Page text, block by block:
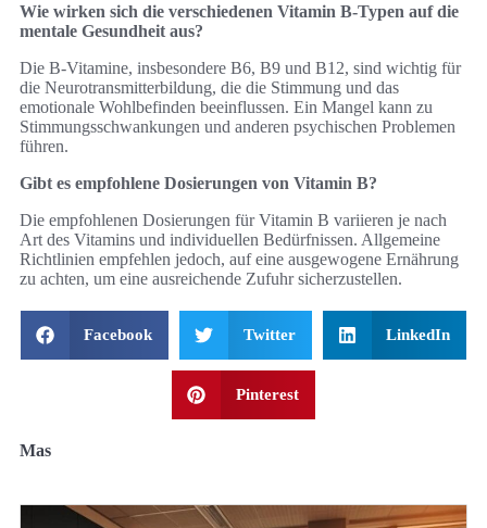
Wie wirken sich die verschiedenen Vitamin B-Typen auf die
mentale Gesundheit aus?
Die B-Vitamine, insbesondere B6, B9 und B12, sind wichtig für
die Neurotransmitterbildung, die die Stimmung und das
emotionale Wohlbefinden beeinflussen. Ein Mangel kann zu
Stimmungsschwankungen und anderen psychischen Problemen
führen.
Gibt es empfohlene Dosierungen von Vitamin B?
Die empfohlenen Dosierungen für Vitamin B variieren je nach
Art des Vitamins und individuellen Bedürfnissen. Allgemeine
Richtlinien empfehlen jedoch, auf eine ausgewogene Ernährung
zu achten, um eine ausreichende Zufuhr sicherzustellen.
Facebook Twitter LinkedIn
Pinterest
Mas